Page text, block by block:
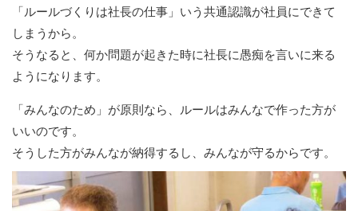
「ルールづくりは社長の仕事」いう共通認識が社員にできて
しまうから。
そうなると、何か問題が起きた時に社長に愚痴を言いに来る
ようになります。
「みんなのため」が原則なら、ルールはみんなで作った方が
いいのです。
そうした方がみんなが納得するし、みんなが守るからです。